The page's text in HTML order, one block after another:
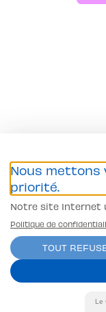
Nous
priorité.
Notre site Internet
Politique de
TOUT
Le